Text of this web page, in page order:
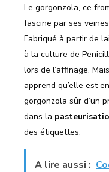
Le gorgonzola, ce
fascine par ses
Fabriqué à partir de
à la culture de
lors de l’affinage.
apprend qu’elle est
gorgonzola sûr d’un
dans la
des étiquettes.
A lire aussi :